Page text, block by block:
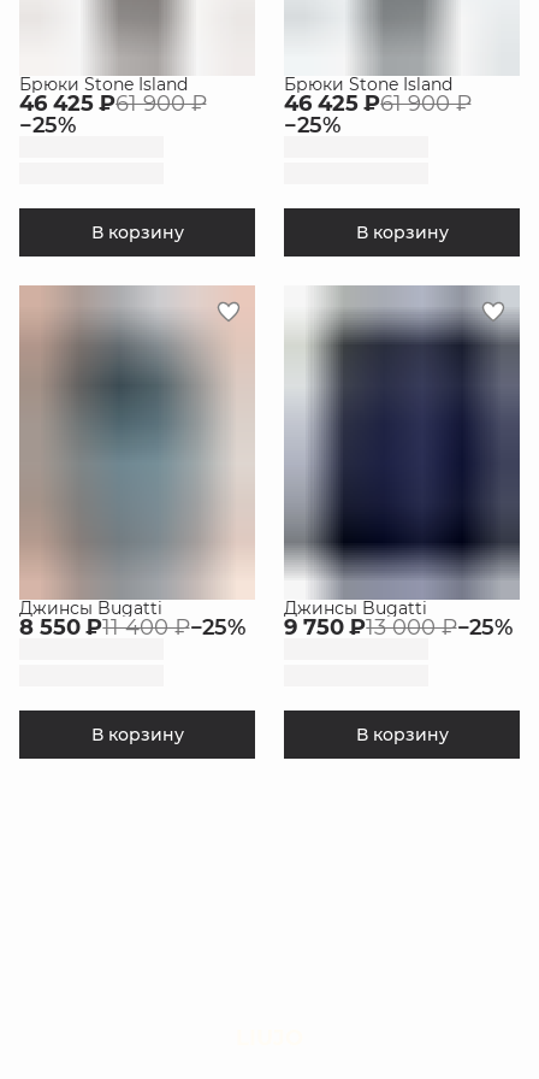
Брюки Stone Island
46 425 ₽61 900 ₽
−25%
В корзину
Брюки Stone Island
46 425 ₽61 900 ₽
−25%
В корзину
Джинсы Bugatti
8 550 ₽11 400 ₽−25%
В корзину
Джинсы Bugatti
9 750 ₽13 000 ₽−25%
В корзину